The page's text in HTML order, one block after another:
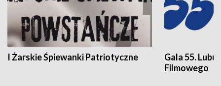
I Żarskie Śpiewanki Patriotyczne
Gala 55.
Filmowego